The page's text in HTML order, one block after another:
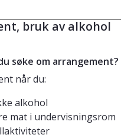
bruk av alkohol
søke om arrangement?
når du:
alkohol
mat i undervisningsrom